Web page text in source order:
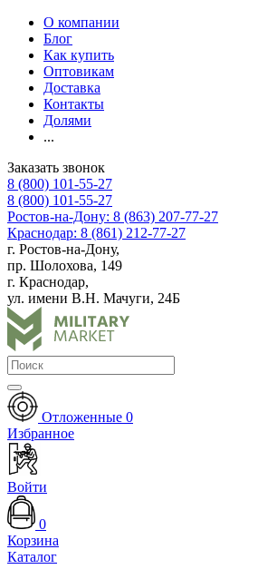
О компании
Блог
Как купить
Оптовикам
Доставка
Контакты
Долями
...
Заказать звонок
8 (800) 101-55-27
8 (800) 101-55-27
Ростов-на-Дону: 8 (863) 207-77-27
Краснодар: 8 (861) 212-77-27
г. Ростов-на-Дону,
пр. Шолохова, 149
г. Краснодар,
ул. имени В.Н. Мачуги, 24Б
Отложенные 0
Избранное
Войти
0
Корзина
Каталог